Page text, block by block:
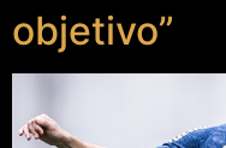
objetivo”